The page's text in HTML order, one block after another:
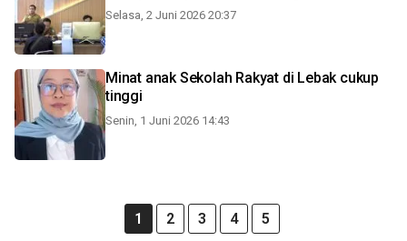
Selasa, 2 Juni 2026 20:37
Minat anak Sekolah Rakyat di Lebak cukup
tinggi
Senin, 1 Juni 2026 14:43
1 2 3 4 5